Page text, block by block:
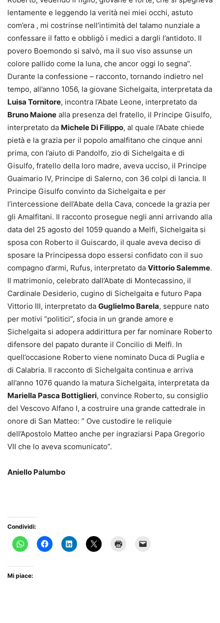
lentamente e leggendo la verità nei miei occhi, astuto
com’era , mi costrinse nell’intimità del talamo nunziale a
confessare il fatto e obbligò i medici a dargli l’antidoto. Il
povero Boemondo si salvò, ma il suo viso assunse un
colore pallido come la luna, che ancor oggi lo segna”.
Durante la confessione – racconto, tornando indietro nel
tempo, all’anno 1056, la giovane Sichelgaita, interpretata da
Luisa Tornitore, incontra l’Abate Leone, interpretato da
Bruno Maione alla presenza del fratello, il Principe Gisulfo,
interpretato da Michele Di Filippo, al quale l’Abate chiede
pietà e la grazia per il popolo amalfitano che cinque anni
prima, con l’aiuto di Pandolfo, zio di Sichelgaita e di
Gisulfo, fratello della loro madre, aveva ucciso, il Principe
Guaimario IV, Principe di Salerno, con 36 colpi di lancia. Il
Principe Gisulfo convinto da Sichelgaita e per
l’intercessione dell’Abate della Cava, concede la grazia per
gli Amalfitani. Il racconto prosegue negli anni arrivando alla
data del 25 agosto del 1059 quando a Melfi, Sichelgaita si
sposa con Roberto il Guiscardo, il quale aveva deciso di
sposare la Principessa dopo essersi confidato con il suo
compagno d’armi, Rufus, interpretato da Vittorio Salemme.
Il matrimonio, celebrato dall’Abate di Montecassino, il
Cardinale Desiderio, cugino di Sichelgaita e futuro Papa
Vittorio III, interpretato da Guglielmo Barela, seppure nato
per motivi “politici”, sfocia in un grande amore e
Sichelgaita si adopera addirittura per far nominare Roberto
difensore del papato durante il Concilio di Melfi. In
quell’occasione Roberto viene nominato Duca di Puglia e
di Calabria. Il racconto di Sichelgaita continua e arriva
all’anno 1076 quando la matura Sichelgaita, interpretata da
Mariella Pasca Bottiglieri, convince Roberto, su consiglio
del Vescovo Alfano I, a costruire una grande cattedrale in
onore di San Matteo: ” Ove custodire le reliquie
dell’Apostolo Matteo anche per ingraziarsi Papa Gregorio
VII che lo aveva scomunicato”.
Aniello Palumbo
Condividi:
Mi piace: